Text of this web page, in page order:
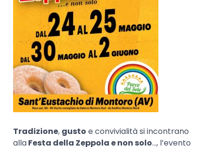
Tradizione, gusto e convivialità si incontrano
allaFesta della Zeppola e non solo…, l’evento